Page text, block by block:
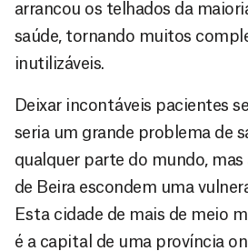
arrancou os telhados da
saúde, tornando muitos
inutilizáveis.
Deixar incontáveis pacientes
seria um grande problema de
qualquer parte do mundo, mas
de Beira escondem uma
Esta cidade de mais de meio
é a capital de uma província